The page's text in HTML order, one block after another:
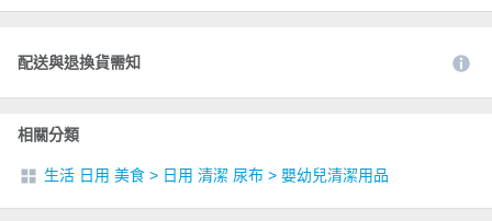
配送與退換貨需知
相關分類
生活 日用 美食 > 日用 清潔 尿布 > 嬰幼兒清潔用品